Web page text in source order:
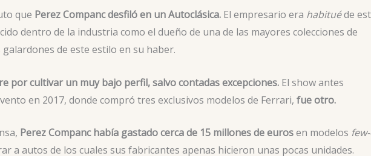
que Perez Companc desfiló en un Autoclásica. El empresario era habituéde
dentro de la industria como el dueño de una de las mayores colecciones de
de este estilo en su haber.
por cultivar un muy bajo perfil, salvo contadas excepciones. El show antes
en 2017, donde compró tres exclusivos modelos de Ferrari, fue otro.
Perez Companc había gastado cerca de 15 millones de eurosen modelos
a autos de los cuales sus fabricantes apenas hicieron unas pocas unidades.